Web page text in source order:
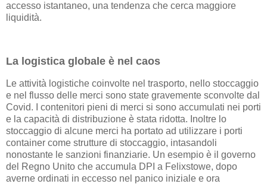
accesso istantaneo, una tendenza che cerca maggiore
liquidità.
La logistica globale è nel caos
Le attività logistiche coinvolte nel trasporto, nello stoccaggio
e nel flusso delle merci sono state gravemente sconvolte dal
Covid. I contenitori pieni di merci si sono accumulati nei porti
e la capacità di distribuzione è stata ridotta. Inoltre lo
stoccaggio di alcune merci ha portato ad utilizzare i porti
container come strutture di stoccaggio, intasandoli
nonostante le sanzioni finanziarie. Un esempio è il governo
del Regno Unito che accumula DPI a Felixstowe, dopo
averne ordinati in eccesso nel panico iniziale e ora